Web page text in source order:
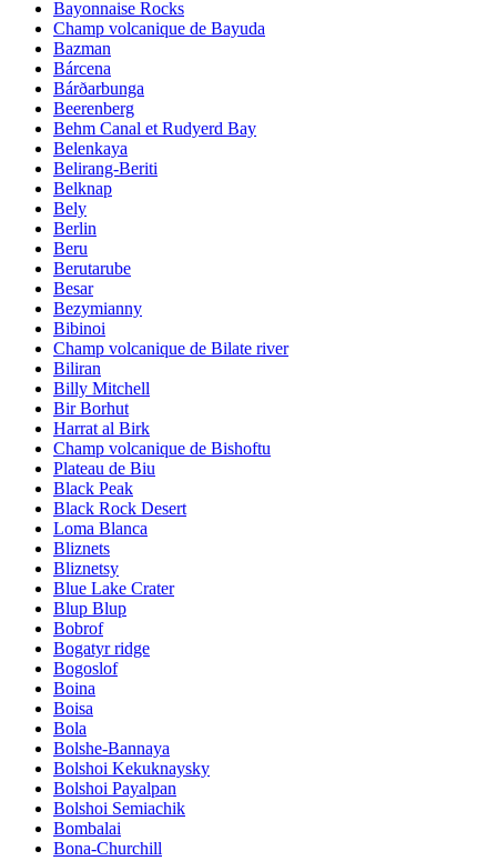
Bayonnaise Rocks
Champ volcanique de Bayuda
Bazman
Bárcena
Bárðarbunga
Beerenberg
Behm Canal et Rudyerd Bay
Belenkaya
Belirang-Beriti
Belknap
Bely
Berlin
Beru
Berutarube
Besar
Bezymianny
Bibinoi
Champ volcanique de Bilate river
Biliran
Billy Mitchell
Bir Borhut
Harrat al Birk
Champ volcanique de Bishoftu
Plateau de Biu
Black Peak
Black Rock Desert
Loma Blanca
Bliznets
Bliznetsy
Blue Lake Crater
Blup Blup
Bobrof
Bogatyr ridge
Bogoslof
Boina
Boisa
Bola
Bolshe-Bannaya
Bolshoi Kekuknaysky
Bolshoi Payalpan
Bolshoi Semiachik
Bombalai
Bona-Churchill